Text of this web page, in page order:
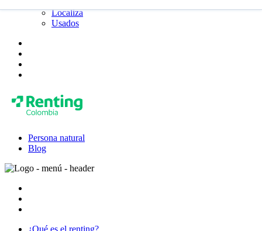
Localiza
Usados
Persona natural
Blog
¿Qué es el renting?